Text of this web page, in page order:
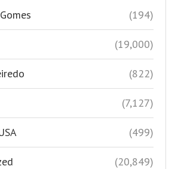
(194)
(19,000)
(822)
(7,127)
(499)
(20,849)